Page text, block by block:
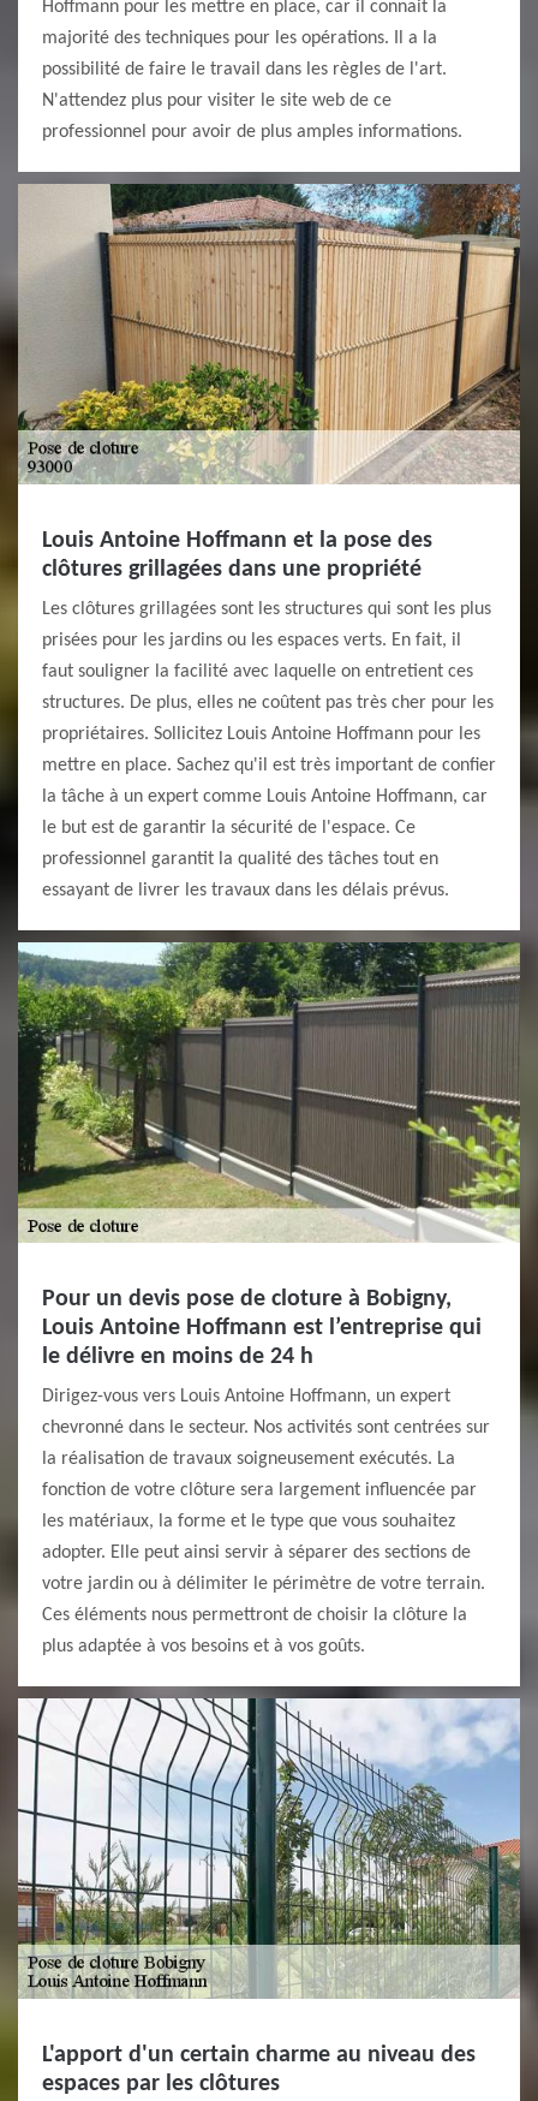
Hoffmann pour les mettre en place, car il connait la
majorité des techniques pour les opérations. Il a la
possibilité de faire le travail dans les règles de l'art.
N'attendez plus pour visiter le site web de ce
professionnel pour avoir de plus amples informations.
Louis Antoine Hoffmann et la pose des
clôtures grillagées dans une propriété
Les clôtures grillagées sont les structures qui sont les plus
prisées pour les jardins ou les espaces verts. En fait, il
faut souligner la facilité avec laquelle on entretient ces
structures. De plus, elles ne coûtent pas très cher pour les
propriétaires. Sollicitez Louis Antoine Hoffmann pour les
mettre en place. Sachez qu'il est très important de confier
la tâche à un expert comme Louis Antoine Hoffmann, car
le but est de garantir la sécurité de l'espace. Ce
professionnel garantit la qualité des tâches tout en
essayant de livrer les travaux dans les délais prévus.
Pour un devis pose de cloture à Bobigny,
Louis Antoine Hoffmann est l’entreprise qui
le délivre en moins de 24 h
Dirigez-vous vers Louis Antoine Hoffmann, un expert
chevronné dans le secteur. Nos activités sont centrées sur
la réalisation de travaux soigneusement exécutés. La
fonction de votre clôture sera largement influencée par
les matériaux, la forme et le type que vous souhaitez
adopter. Elle peut ainsi servir à séparer des sections de
votre jardin ou à délimiter le périmètre de votre terrain.
Ces éléments nous permettront de choisir la clôture la
plus adaptée à vos besoins et à vos goûts.
L'apport d'un certain charme au niveau des
espaces par les clôtures